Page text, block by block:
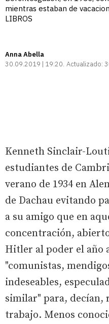
mientras estaban de
LIBROS
Anna Abella
30.09.2019 | 19:20 Actualizado:
Kenneth Sinclair-
estudiantes de
verano de 1934 en
de Dachau evitando
a su amigo que en
concentración,
Hitler al poder el año
"comunistas,
indeseables,
similar" para, decían,
trabajo. Menos